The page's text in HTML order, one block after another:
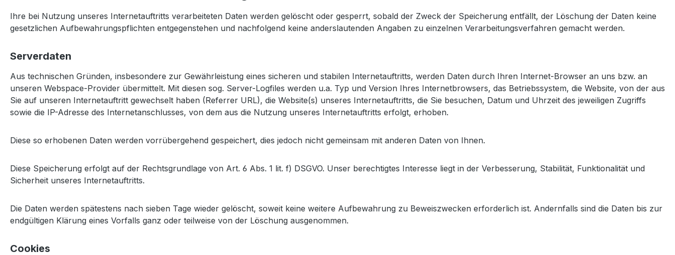
Ihre bei Nutzung unseres Internetauftritts verarbeiteten Daten werden gelöscht oder gesperrt, sobald der Zweck der Speicherung entfällt, der Löschung der Daten keine
gesetzlichen Aufbewahrungspflichten entgegenstehen und nachfolgend keine anderslautenden Angaben zu einzelnen Verarbeitungsverfahren gemacht werden.
Serverdaten
Aus technischen Gründen, insbesondere zur Gewährleistung eines sicheren und stabilen Internetauftritts, werden Daten durch Ihren Internet-Browser an uns bzw. an
unseren Webspace-Provider übermittelt. Mit diesen sog. Server-Logfiles werden u.a. Typ und Version Ihres Internetbrowsers, das Betriebssystem, die Website, von der aus
Sie auf unseren Internetauftritt gewechselt haben (Referrer URL), die Website(s) unseres Internetauftritts, die Sie besuchen, Datum und Uhrzeit des jeweiligen Zugriffs
sowie die IP-Adresse des Internetanschlusses, von dem aus die Nutzung unseres Internetauftritts erfolgt, erhoben.
Diese so erhobenen Daten werden vorrübergehend gespeichert, dies jedoch nicht gemeinsam mit anderen Daten von Ihnen.
Diese Speicherung erfolgt auf der Rechtsgrundlage von Art. 6 Abs. 1 lit. f) DSGVO. Unser berechtigtes Interesse liegt in der Verbesserung, Stabilität, Funktionalität und
Sicherheit unseres Internetauftritts.
Die Daten werden spätestens nach sieben Tage wieder gelöscht, soweit keine weitere Aufbewahrung zu Beweiszwecken erforderlich ist. Andernfalls sind die Daten bis zur
endgültigen Klärung eines Vorfalls ganz oder teilweise von der Löschung ausgenommen.
Cookies